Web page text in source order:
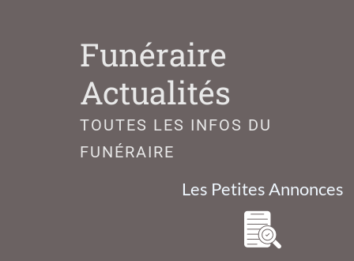
Funéraire
Actualités
TOUTES LES INFOS DU
FUNÉRAIRE
Les Petites Annonces